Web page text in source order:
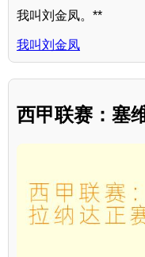
我叫刘金凤。**
我叫刘金凤
西甲联赛：塞